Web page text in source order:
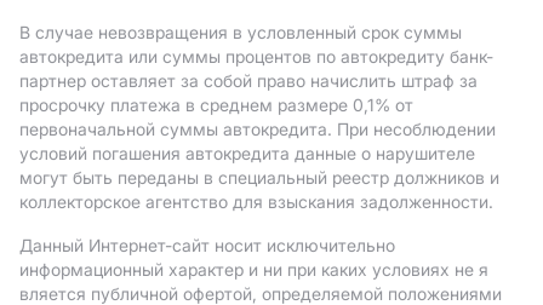
В случае невозвращения в условленный срок суммы
автокредита или суммы процентов по автокредиту банк-
партнер оставляет за собой право начислить штраф за
просрочку платежа в среднем размере 0,1% от
первоначальной суммы автокредита. При несоблюдении
условий погашения автокредита данные о нарушителе
могут быть переданы в специальный реестр должников и
коллекторское агентство для взыскания задолженности.
Данный Интернет-сайт носит исключительно
информационный характер и ни при каких условиях не я
вляется публичной офертой, определяемой положениями